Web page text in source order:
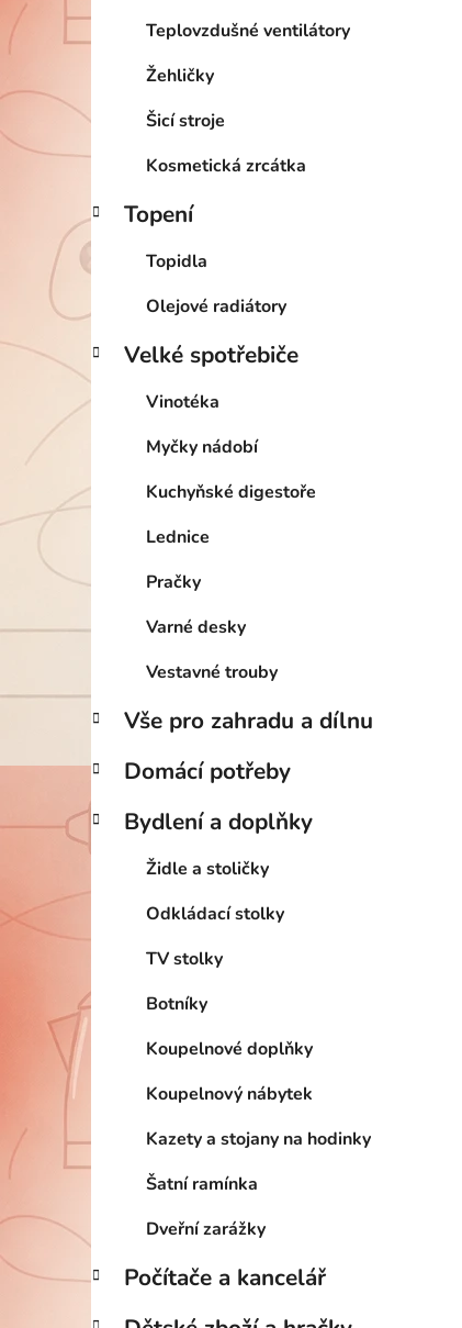
Teplovzdušné ventilátory
Žehličky
Šicí stroje
Kosmetická zrcátka
Topení
Topidla
Olejové radiátory
Velké spotřebiče
Vinotéka
Myčky nádobí
Kuchyňské digestoře
Lednice
Pračky
Varné desky
Vestavné trouby
Vše pro zahradu a dílnu
Domácí potřeby
Bydlení a doplňky
Židle a stoličky
Odkládací stolky
TV stolky
Botníky
Koupelnové doplňky
Koupelnový nábytek
Kazety a stojany na hodinky
Šatní ramínka
Dveřní zarážky
Počítače a kancelář